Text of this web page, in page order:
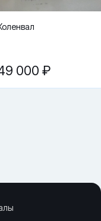
000 ₽